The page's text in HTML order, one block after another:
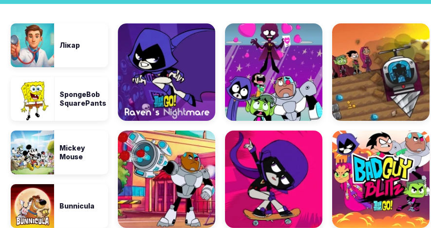
Лікар
SpongeBob
SquarePants
Mickey
Mouse
Bunnicula